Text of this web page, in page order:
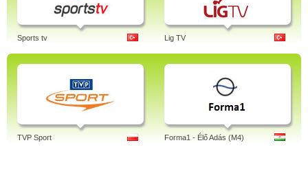
Sports tv Lig TV
TVP Sport Forma1 - Élő Adás (M4)